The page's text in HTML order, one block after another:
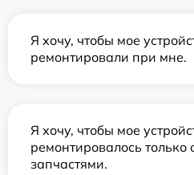
Я хочу, чтобы мое
ремонтировали при мне.
Я хочу, чтобы мое
ремонтировалось
запчастями.